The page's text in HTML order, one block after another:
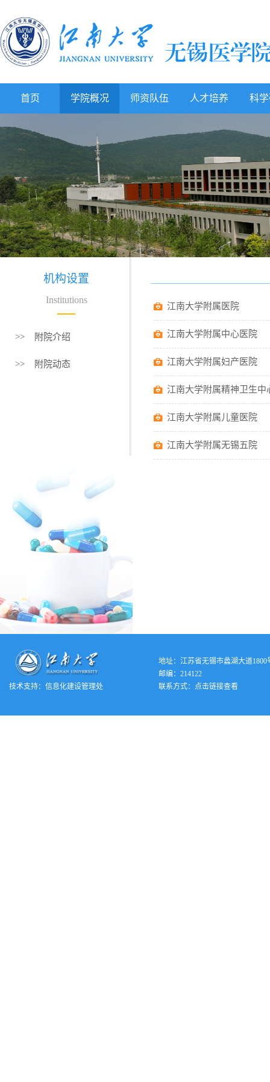
首页 学院概况 师资队伍 人才培养 科
机构设置
Institutions
>> 附院介绍
>> 附院动态
江南大学附属医院
江南大学附属中心医院
江南大学附属妇产医院
江南大学附属精神卫生中
江南大学附属儿童医院
江南大学附属无锡五院
技术支持： 信息化建设管理处
地址：江苏省无锡市蠡湖大道1800
邮编：214122
联系方式：
点击链接查看